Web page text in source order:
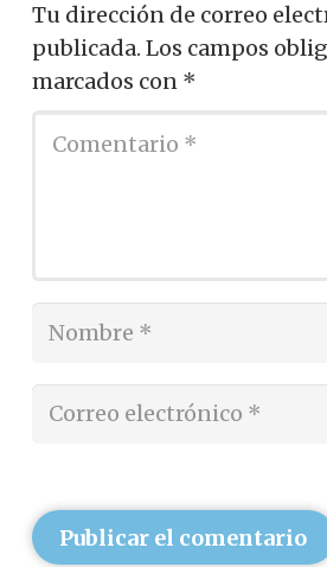
Tu dirección de correo
publicada. Los campos
marcados con *
Publicar el comentario